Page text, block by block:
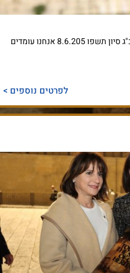
בס"ד נאום בר מצווה לילדי שב"כ מיום כ"ג סיון תשפו 8.6.205 אנחנו עומדים
לפרטים נוספים >